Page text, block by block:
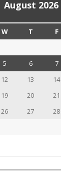
August 2026
W T F
5 6 7
12 13 14
19 20 21
26 27 28